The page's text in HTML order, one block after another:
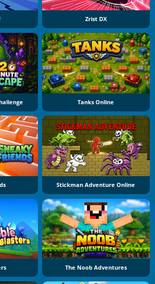
Zrist DX
Tanks Online
Stickman Adventure Online
The Noob Adventures